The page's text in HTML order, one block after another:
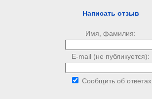
Написать отзыв
Имя, фамилия:
E-mail (не публикуется):
Сообщить об ответах